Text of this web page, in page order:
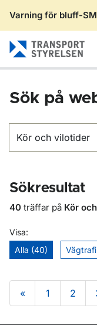
Varning för bluff-
Sök på
Sökresultat
40 träffar på Kör
Visa:
Alla (40)
« 1 2